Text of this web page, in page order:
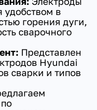
удобством в
горения дуги,
сварочного
Представлен
Hyundai
сварки и типов